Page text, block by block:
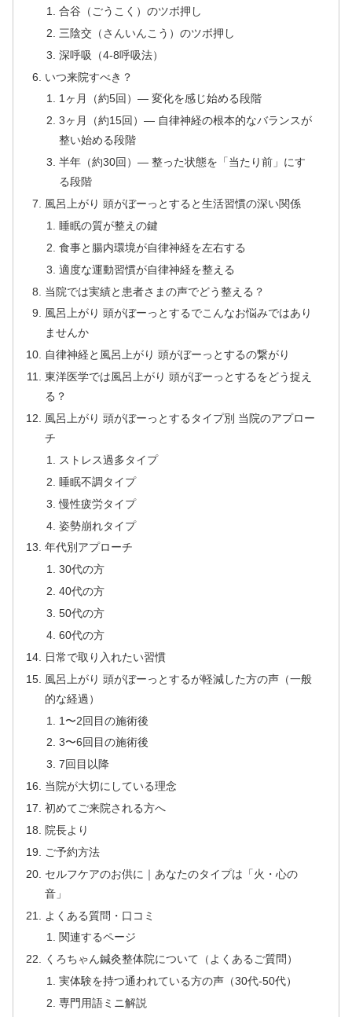
合谷（ごうこく）のツボ押し
三陰交（さんいんこう）のツボ押し
深呼吸（4-8呼吸法）
いつ来院すべき？
1ヶ月（約5回）— 変化を感じ始める段階
3ヶ月（約15回）— 自律神経の根本的なバランスが
整い始める段階
半年（約30回）— 整った状態を「当たり前」にす
る段階
風呂上がり 頭がぼーっとすると生活習慣の深い関係
睡眠の質が整えの鍵
食事と腸内環境が自律神経を左右する
適度な運動習慣が自律神経を整える
当院では実績と患者さまの声でどう整える？
風呂上がり 頭がぼーっとするでこんなお悩みではあり
ませんか
自律神経と風呂上がり 頭がぼーっとするの繋がり
東洋医学では風呂上がり 頭がぼーっとするをどう捉え
る？
風呂上がり 頭がぼーっとするタイプ別 当院のアプロー
チ
ストレス過多タイプ
睡眠不調タイプ
慢性疲労タイプ
姿勢崩れタイプ
年代別アプローチ
30代の方
40代の方
50代の方
60代の方
日常で取り入れたい習慣
風呂上がり 頭がぼーっとするが軽減した方の声（一般
的な経過）
1〜2回目の施術後
3〜6回目の施術後
7回目以降
当院が大切にしている理念
初めてご来院される方へ
院長より
ご予約方法
セルフケアのお供に｜あなたのタイプは「火・心の
音」
よくある質問・口コミ
関連するページ
くろちゃん鍼灸整体院について（よくあるご質問）
実体験を持つ通われている方の声（30代-50代）
専門用語ミニ解説